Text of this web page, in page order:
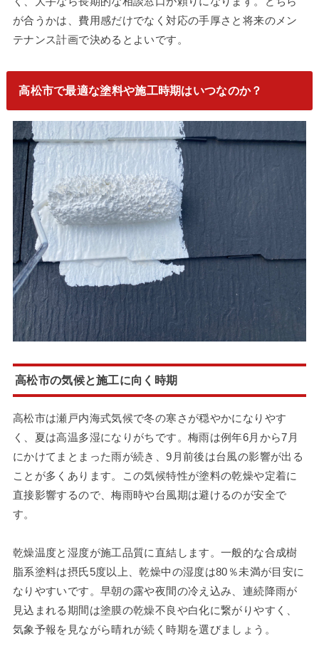
が合うかは、費用感だけでなく対応の手厚さと将来のメン
テナンス計画で決めるとよいです。
高松市で最適な塗料や施工時期はいつなのか？
高松市の気候と施工に向く時期
高松市は瀬戸内海式気候で冬の寒さが穏やかになりやす
く、夏は高温多湿になりがちです。梅雨は例年6月から7月
にかけてまとまった雨が続き、9月前後は台風の影響が出る
ことが多くあります。この気候特性が塗料の乾燥や定着に
直接影響するので、梅雨時や台風期は避けるのが安全で
す。
乾燥温度と湿度が施工品質に直結します。一般的な合成樹
脂系塗料は摂氏5度以上、乾燥中の湿度は80％未満が目安に
なりやすいです。早朝の露や夜間の冷え込み、連続降雨が
見込まれる期間は塗膜の乾燥不良や白化に繋がりやすく、
気象予報を見ながら晴れが続く時期を選びましょう。